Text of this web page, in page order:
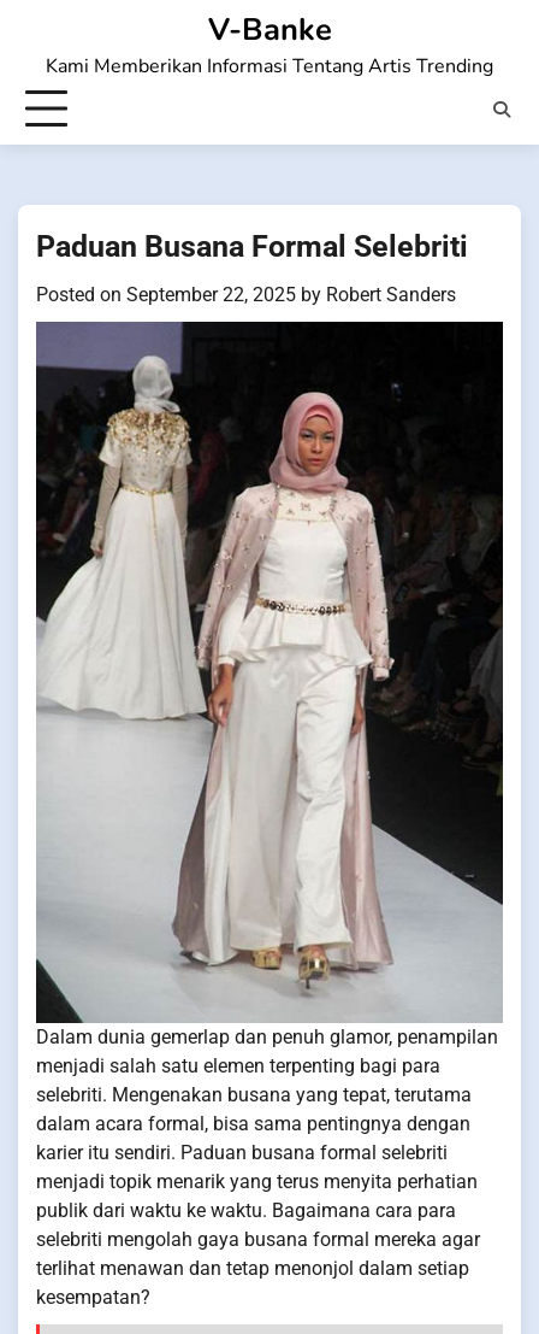
content
V-Banke
Kami Memberikan Informasi Tentang Artis Trending
Paduan Busana Formal Selebriti
Posted on September 22, 2025 by Robert Sanders
Dalam dunia gemerlap dan penuh glamor, penampilan
menjadi salah satu elemen terpenting bagi para
selebriti. Mengenakan busana yang tepat, terutama
dalam acara formal, bisa sama pentingnya dengan
karier itu sendiri. Paduan busana formal selebriti
menjadi topik menarik yang terus menyita perhatian
publik dari waktu ke waktu. Bagaimana cara para
selebriti mengolah gaya busana formal mereka agar
terlihat menawan dan tetap menonjol dalam setiap
kesempatan?